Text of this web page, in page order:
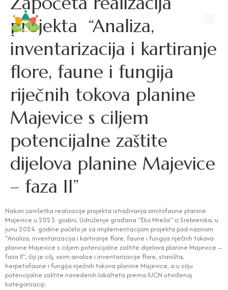
projekta “Analiza,
inventarizacija i kartiranje
flore, faune i fungija
riječnih tokova planine
Majevice s ciljem
potencijalne zaštite
dijelova planine Majevice
– faza II”
Nakon završetka realizacije projekta istraživanja ornitofaune planine
Majevice u 2023. godini, Udruženje građana “Eko Mreža“ iz Srebrenika, u
junu 2024. godine počelo je sa implementacijom projekta pod nazivom
“Analiza, inventarizacija i kartiranje flore, faune i fungija riječnih tokova
planine Majevice s ciljem potencijalne zaštite dijelova planine Majevice –
faza II”, čiji je cilj, osim analize i inventarizacije flore, staništa,
herpetofaune i fungija riječnih tokova planine Majevice, a u cilju
potencijalne zaštite navedenih lokalteta prema IUCN utvrđenoj
kategorizaciji.